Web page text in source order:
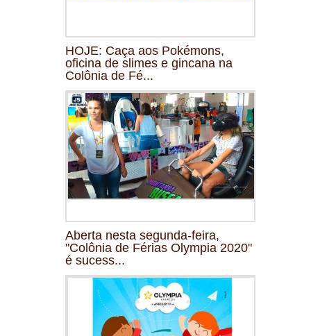
HOJE: Caça aos Pokémons,
oficina de slimes e gincana na
Colônia de Fé...
Aberta nesta segunda-feira,
"Colônia de Férias Olympia 2020"
é sucess...